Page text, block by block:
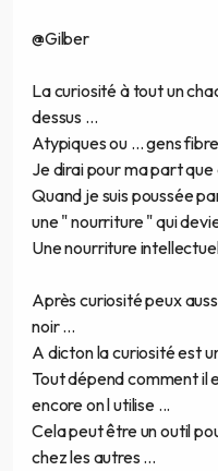
@Gilber
La curiosité à tout un
dessus ...
Atypiques ou ... gens
Je dirai pour ma part
Quand je suis poussée
une " nourriture " qui
Une nourriture
Après curiosité peux
noir ...
A dicton la curiosité est
Tout dépend comment il
encore on l utilise ...
Cela peut être un outil
chez les autres ...